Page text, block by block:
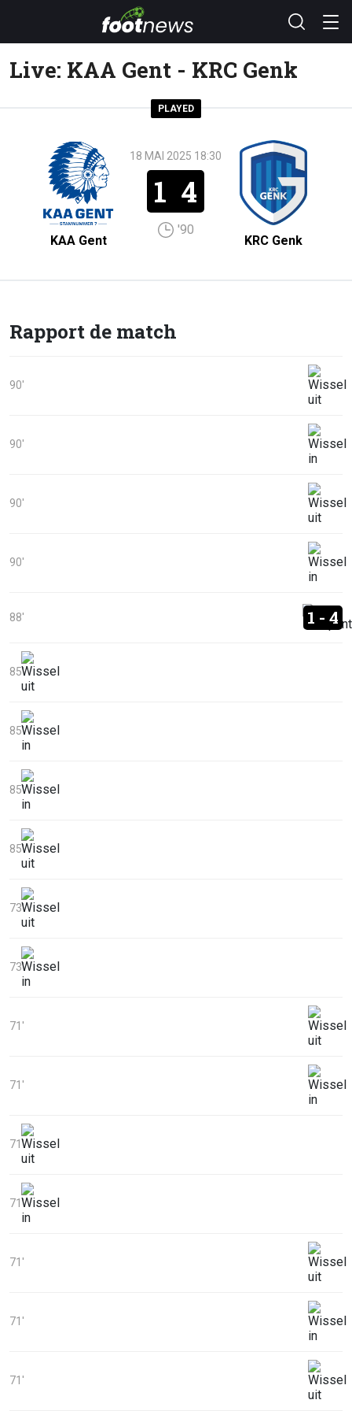
Live: KAA Gent - KRC Genk
PLAYED
KAA Gent
18 MAI 2025 18:30
1 4
'90
KRC Genk
Rapport de match
90'
90'
90'
90'
88' 1 - 4
85'
85'
85'
85'
73'
73'
71'
71'
71'
71'
71'
71'
71'